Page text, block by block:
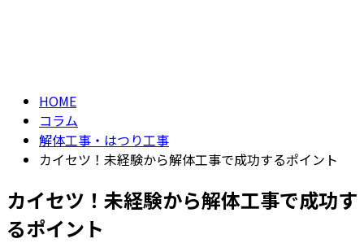
HOME
コラム
解体工事・はつり工事
カイセツ！未経験から解体工事で成功するポイント
カイセツ！未経験から解体工事で成功す
るポイント